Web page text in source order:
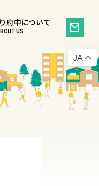
府中について
US
JA